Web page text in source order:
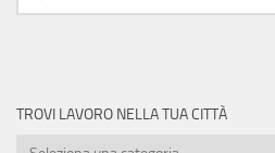
per:
TROVI LAVORO NELLA TUA CITTÀ
Trovi